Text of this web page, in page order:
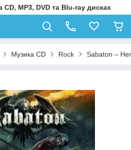
MP3, DVD та Blu-ray дисках
Музика CD Rock Sabaton –